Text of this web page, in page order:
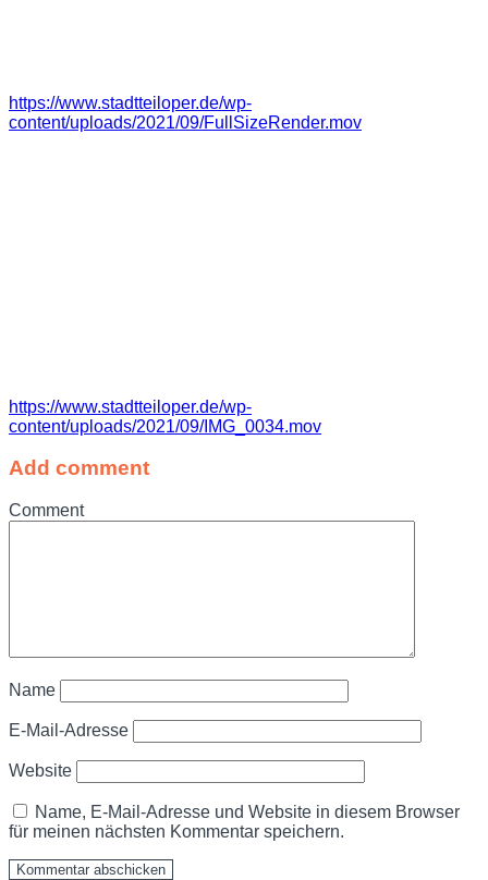
https://www.stadtteiloper.de/wp-
content/uploads/2021/09/FullSizeRender.mov
https://www.stadtteiloper.de/wp-
content/uploads/2021/09/IMG_0034.mov
Add comment
Comment
Name
E-Mail-Adresse
Website
Name, E-Mail-Adresse und Website in diesem Browser
für meinen nächsten Kommentar speichern.